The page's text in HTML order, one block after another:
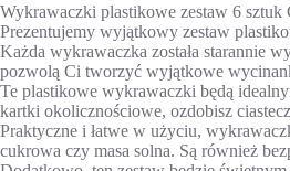
Wykrawaczki plastikowe zestaw 6
Prezentujemy wyjątkowy zestaw
Każda wykrawaczka została starannie
pozwolą Ci tworzyć wyjątkowe
Te plastikowe wykrawaczki będą
kartki okolicznościowe, ozdobisz
Praktyczne i łatwe w użyciu,
cukrowa czy masa solna. Są również